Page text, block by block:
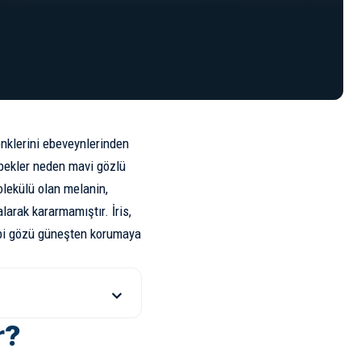
ebeveynlerinden
neden mavi gözlü
olan melanin,
kararmamıştır. İris,
gözü güneşten korumaya